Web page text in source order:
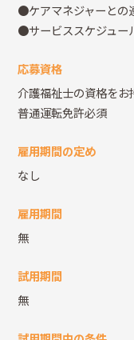
●ケアマネジャーとの
●サービススケジュー
応募資格
介護福祉士の資格を
普通運転免許必須
雇用期間の定め
なし
雇用期間
無
試用期間
無